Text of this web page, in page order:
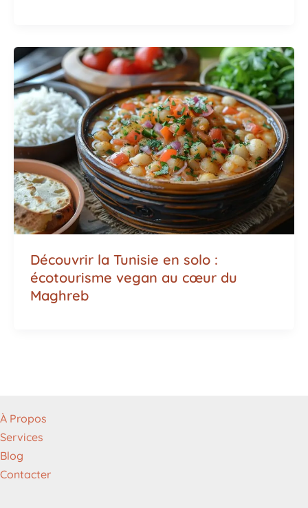
Découvrir la Tunisie en solo :
écotourisme vegan au cœur du
Maghreb
À Propos
Services
Blog
Contacter